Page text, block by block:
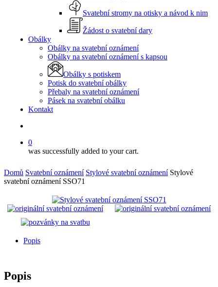
Svatební stromy na otisky a návod k nim
Žádost o svatební dary
Obálky
Obálky na svatební oznámení
Obálky na svatební oznámení s kapsou
Obálky s potiskem
Potisk do svatební obálky
Přebaly na svatební oznámení
Pásek na svatební obálku
Kontakt
0
was successfully added to your cart.
Domů Svatební oznámení Stylové svatební oznámení Stylové
svatební oznámení SSO71
Popis
Popis